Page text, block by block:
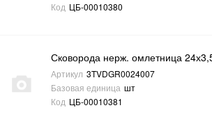
Код ЦБ-00010380
Сковорода нерж. омлетница
Артикул 3TVDGR0024007
Базовая единица шт
Код ЦБ-00010381